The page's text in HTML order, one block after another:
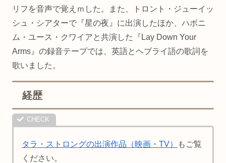
リフを音声で覚えｍした。また、トロント・ジューイッ
シュ・シアターで『星の夜』に出演したほか、ハボニ
ム・ユース・クワイアと共演した『Lay Down Your
Arms』の録音テープでは、英語とヘブライ語の歌詞を
歌いました。
経歴
タラ・ストロングの出演作品（映画・TV）
もご覧
ください。